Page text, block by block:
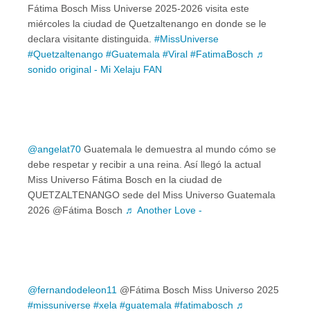
Fátima Bosch Miss Universe 2025-2026 visita este
miércoles la ciudad de Quetzaltenango en donde se le
declara visitante distinguida. #MissUniverse
#Quetzaltenango #Guatemala #Viral #FatimaBosch ♬
sonido original - Mi Xelaju FAN
@angelat70 Guatemala le demuestra al mundo cómo se
debe respetar y recibir a una reina. Así llegó la actual
Miss Universo Fátima Bosch en la ciudad de
QUETZALTENANGO sede del Miss Universo Guatemala
2026 @Fátima Bosch ♬ Another Love -
@fernandodeleon11 @Fátima Bosch Miss Universo 2025
#missuniverse #xela #guatemala #fatimabosch ♬